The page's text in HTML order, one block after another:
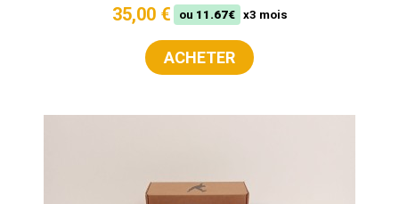
35,00 € ou 11.67€ x3 mois
ACHETER